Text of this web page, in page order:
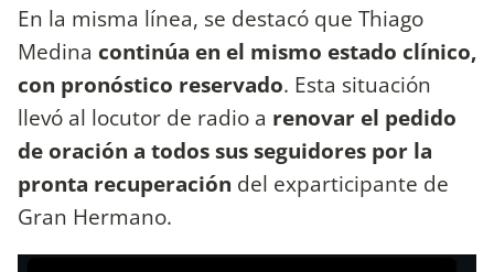
En la misma línea, se destacó que Thiago
Medina continúa en el mismo estado clínico,
con pronóstico reservado. Esta situación
llevó al locutor de radio a renovar el pedido
de oración a todos sus seguidores por la
pronta recuperación del exparticipante de
Gran Hermano.